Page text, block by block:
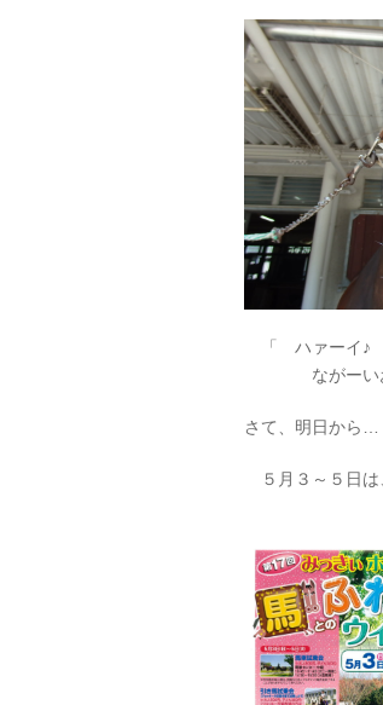
「 ハァーイ♪
ながーいお
さて、明日から…
５月３～５日は